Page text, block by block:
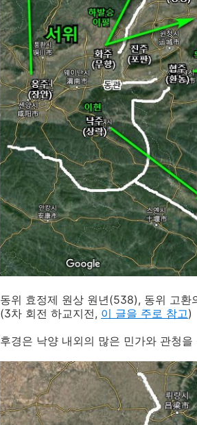
동위 효정제 원상 원년(538), 동위 고환
(3차 회전 하교지전, 이 글을 주로 참고)
후경은 낙양 내외의 많은 민가와 관청을